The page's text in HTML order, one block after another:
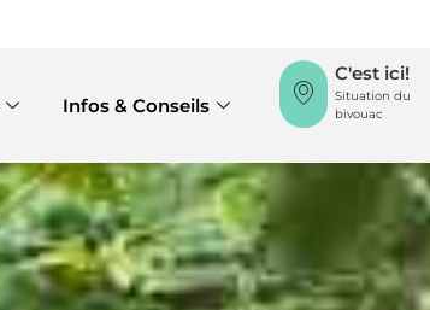
Infos & Conseils
C'est ici!
Situation du
bivouac